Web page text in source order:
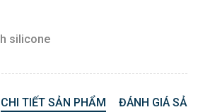
silicone
CHI TIẾT SẢN PHẨM ĐÁNH GIÁ